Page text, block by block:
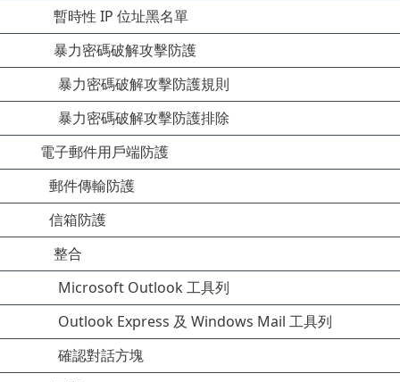
暫時性 IP 位址黑名單
暴力密碼破解攻擊防護
暴力密碼破解攻擊防護規則
暴力密碼破解攻擊防護排除
電子郵件用戶端防護
郵件傳輸防護
信箱防護
整合
Microsoft Outlook 工具列
Outlook Express 及 Windows Mail 工具列
確認對話方塊